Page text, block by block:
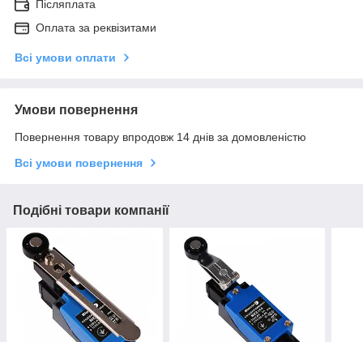
Післяплата
Оплата за реквізитами
Всі умови оплати
Умови повернення
Повернення товару впродовж 14 днів за домовленістю
Всі умови повернення
Подібні товари компанії